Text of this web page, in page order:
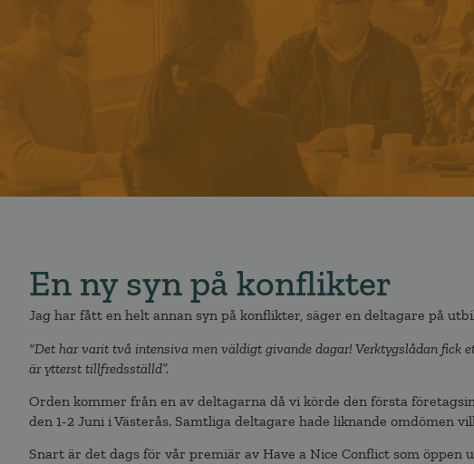
En ny syn på konflikter
Jag har fått en helt annan syn på konflikter, säger en deltagare på
“Det har varit två intensiva men väldigt givande dagar! Verktygslådan
är ytterst tillfredsställd”.
Orden kommer från en av deltagarna då vi körde den första
den 1-2 Juni i Västerås. Samtliga deltagare hade liknande omdömen
Snart är det dags för vår premiär av Have a Nice Conflict som